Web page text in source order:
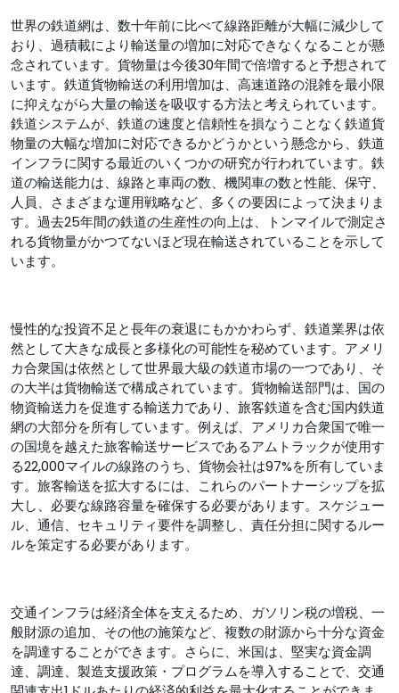
世界の鉄道網は、数十年前に比べて線路距離が大幅に減少して
おり、過積載により輸送量の増加に対応できなくなることが懸
念されています。貨物量は今後30年間で倍増すると予想されて
います。鉄道貨物輸送の利用増加は、高速道路の混雑を最小限
に抑えながら大量の輸送を吸収する方法と考えられています。
鉄道システムが、鉄道の速度と信頼性を損なうことなく鉄道貨
物量の大幅な増加に対応できるかどうかという懸念から、鉄道
インフラに関する最近のいくつかの研究が行われています。鉄
道の輸送能力は、線路と車両の数、機関車の数と性能、保守、
人員、さまざまな運用戦略など、多くの要因によって決まりま
す。過去25年間の鉄道の生産性の向上は、トンマイルで測定さ
れる貨物量がかつてないほど現在輸送されていることを示して
います。
慢性的な投資不足と長年の衰退にもかかわらず、鉄道業界は依
然として大きな成長と多様化の可能性を秘めています。アメリ
カ合衆国は依然として世界最大級の鉄道市場の一つであり、そ
の大半は貨物輸送で構成されています。貨物輸送部門は、国の
物資輸送力を促進する輸送力であり、旅客鉄道を含む国内鉄道
網の大部分を所有しています。例えば、アメリカ合衆国で唯一
の国境を越えた旅客輸送サービスであるアムトラックが使用す
る22,000マイルの線路のうち、貨物会社は97%を所有していま
す。旅客輸送を拡大するには、これらのパートナーシップを拡
大し、必要な線路容量を確保する必要があります。スケジュー
ル、通信、セキュリティ要件を調整し、責任分担に関するルー
ルを策定する必要があります。
交通インフラは経済全体を支えるため、ガソリン税の増税、一
般財源の追加、その他の施策など、複数の財源から十分な資金
を調達することができます。さらに、米国は、堅実な資金調
達、調達、製造支援政策・プログラムを導入することで、交通